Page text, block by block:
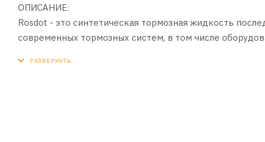
ОПИСАНИЕ:
Rosdot - это синтетическая тормозная жидкость
современных тормозных систем, в том числе